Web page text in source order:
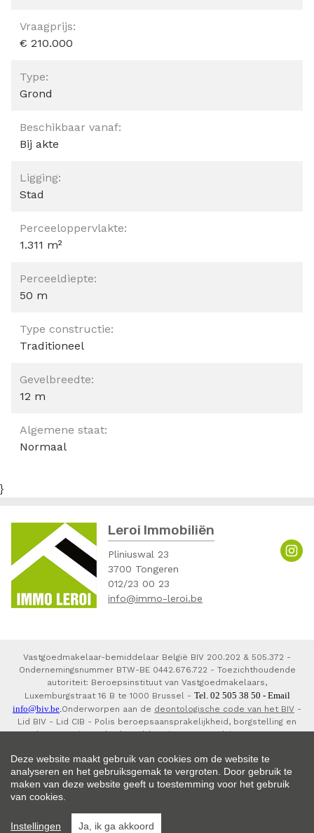
Vraagprijs:
€ 210.000
Type:
Grond
Beschikbaar vanaf:
Bij akte
Ligging:
Stad
Perceeloppervlakte:
1.311 m²
Perceeldiepte:
50 m
Type constructie:
Traditioneel
Gevelbreedte:
12 m
Algemene staat:
Normaal
}
Leroi Immobiliën
Pliniuswal 23
3700 Tongeren
012/23 00 23
info@immo-leroi.be
Vastgoedmakelaar-bemiddelaar België BIV 200.202 & 505.372 -
Ondernemingsnummer BTW-BE 0442.676.722 - Toezichthoudende
autoriteit: Beroepsinstituut van Vastgoedmakelaars,
Luxemburgstraat 16 B te 1000 Brussel - Tel. 02 505 38 50 - Email
info@biv.be.Onderworpen aan de deontologische code van het BIV -
Lid BIV - Lid CIB - Polis beroepsaansprakelijkheid, borgstelling en
waarborgorganisme derdengelden via NV AXA Belgium 730.390.160,
Deze website maakt gebruik van cookies om de website te
analyseren en het gebruiksgemak te vergroten. Door gebruik te
maken van deze website geeft u toestemming voor het gebruik
van cookies.
Instellingen Ja, ik ga akkoord